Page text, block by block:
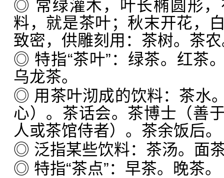
◎ 常绿灌木，叶长椭圆形
料，就是茶叶；秋末开花，
致密，供雕刻用：茶树。茶
◎ 特指“茶叶”：绿茶。红茶
乌龙茶。
◎ 用茶叶沏成的饮料：茶水
心）。茶话会。茶博士（善
人或茶馆侍者）。茶余饭后。
◎ 泛指某些饮料：茶汤。面
◎ 特指“茶点”：早茶。晚茶。